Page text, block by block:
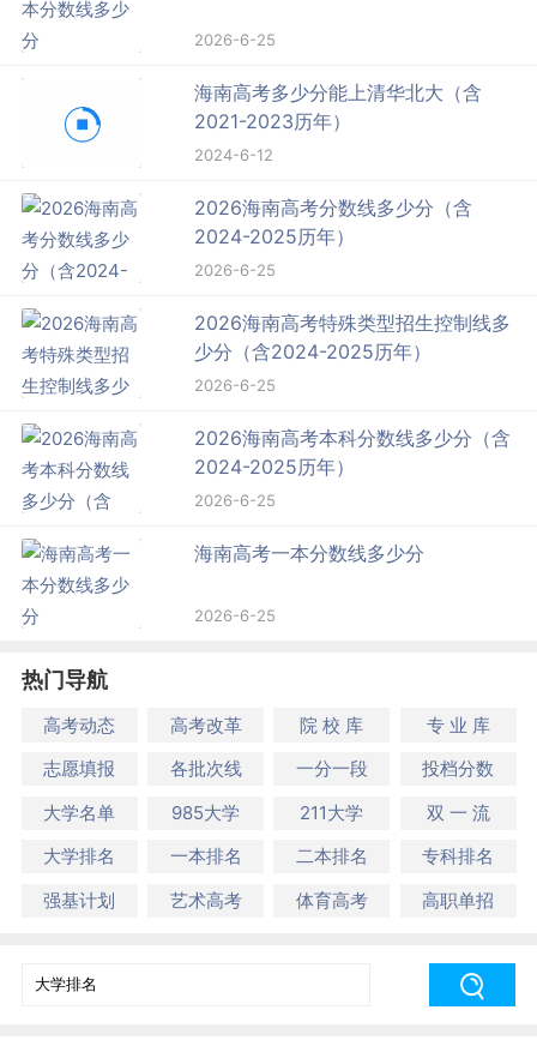
2026-6-25
海南高考多少分能上清华北大（含
2021-2023历年）
2024-6-12
2026海南高考分数线多少分（含
2024-2025历年）
2026-6-25
2026海南高考特殊类型招生控制线多
少分（含2024-2025历年）
2026-6-25
2026海南高考本科分数线多少分（含
2024-2025历年）
2026-6-25
海南高考一本分数线多少分
2026-6-25
热门导航
高考动态 高考改革 院 校 库
专 业 库
志愿填报
各批次线 一分一段
投档分数
大学名单
985大学 211大学
双 一 流
大学排名
一本排名 二本排名
专科排名
强基计划
艺术高考 体育高考 高职单招